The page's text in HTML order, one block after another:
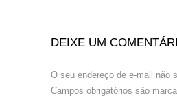
DEIXE UM
O seu endereço de e-mail não
Campos obrigatórios são